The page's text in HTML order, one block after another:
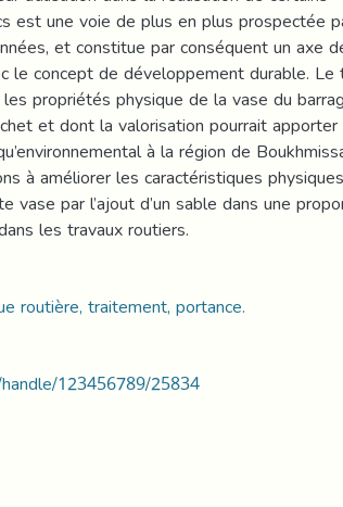
est une voie de plus en plus prospectée
et constitue par conséquent un axe
le concept de développement durable. Le
propriétés physique de la vase du
et dont la valorisation pourrait apporter
à la région de
à améliorer les caractéristiques
vase par l’ajout d’un sable dans une
les travaux routiers.
routière, traitement, portance.
123456789/25834